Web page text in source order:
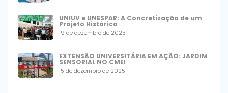
UNIUV e UNESPAR: A Concretização de um
Projeto Histórico
19 de dezembro de 2025
EXTENSÃO UNIVERSITÁRIA EM AÇÃO: JARDIM
SENSORIAL NO CMEI
15 de dezembro de 2025